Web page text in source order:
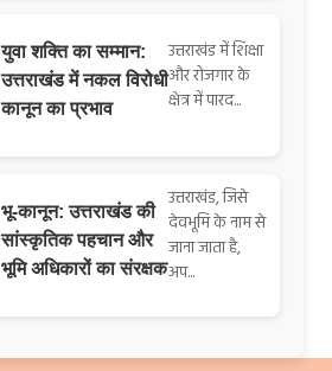
युवा शक्ति का सम्मान:
उत्तराखंड में नकल विरोधी
कानून का प्रभाव
उत्तराखंड में शिक्षा
और रोजगार के
क्षेत्र में पारद...
भू-कानून: उत्तराखंड की
सांस्कृतिक पहचान और
भूमि अधिकारों का संरक्षक
उत्तराखंड, जिसे
देवभूमि के नाम से
जाना जाता है,
अप...